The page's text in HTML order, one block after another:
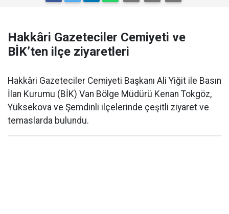
Hakkâri Gazeteciler Cemiyeti ve
BİK’ten ilçe ziyaretleri
Hakkâri Gazeteciler Cemiyeti Başkanı Ali Yiğit ile Basın
İlan Kurumu (BİK) Van Bölge Müdürü Kenan Tokgöz,
Yüksekova ve Şemdinli ilçelerinde çeşitli ziyaret ve
temaslarda bulundu.